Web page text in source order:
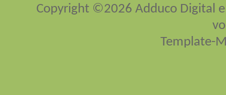
Copyright ©2026 Adduco Digital
Template-